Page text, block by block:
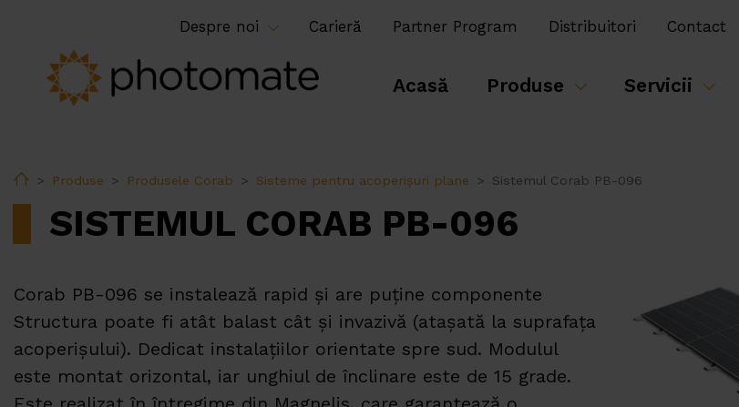
Despre noi Carieră Partner Program Distribuitori Contact
Acasă Produse Servicii
HomeProduse Produsele Corab Sisteme pentru acoperișuri plane Sistemul Corab PB-096
SISTEMUL CORAB PB-096
Corab PB-096 se instalează rapid și are puține componente
Structura poate fi atât balast cât și invazivă (atașată la suprafața
acoperișului). Dedicat instalațiilor orientate spre sud. Modulul
este montat orizontal, iar unghiul de înclinare este de 15 grade.